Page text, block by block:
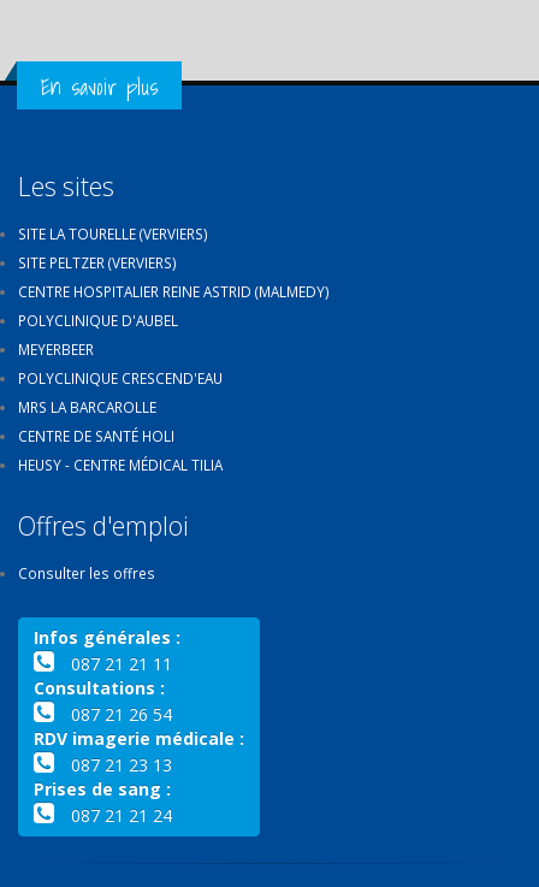
Get in Touch
En savoir plus
Les sites
SITE LA TOURELLE (VERVIERS)
SITE PELTZER (VERVIERS)
CENTRE HOSPITALIER REINE ASTRID (MALMEDY)
POLYCLINIQUE D'AUBEL
MEYERBEER
POLYCLINIQUE CRESCEND'EAU
MRS LA BARCAROLLE
CENTRE DE SANTÉ HOLI
HEUSY - CENTRE MÉDICAL TILIA
Offres d'emploi
Consulter les offres
Infos générales :
087 21 21 11
Consultations :
087 21 26 54
RDV imagerie médicale :
087 21 23 13
Prises de sang :
087 21 21 24